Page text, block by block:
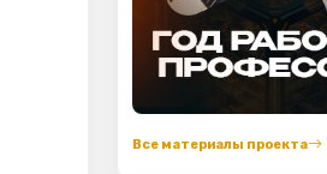
Все материалы проекта